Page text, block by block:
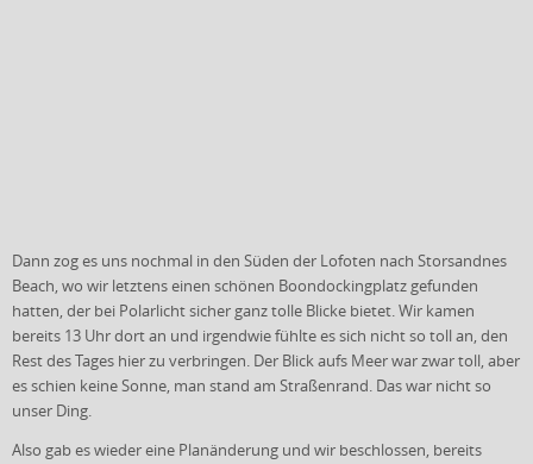
Dann zog es uns nochmal in den Süden der Lofoten nach Storsandnes
Beach, wo wir letztens einen schönen Boondockingplatz gefunden
hatten, der bei Polarlicht sicher ganz tolle Blicke bietet. Wir kamen
bereits 13 Uhr dort an und irgendwie fühlte es sich nicht so toll an, den
Rest des Tages hier zu verbringen. Der Blick aufs Meer war zwar toll, aber
es schien keine Sonne, man stand am Straßenrand. Das war nicht so
unser Ding.
Also gab es wieder eine Planänderung und wir beschlossen, bereits